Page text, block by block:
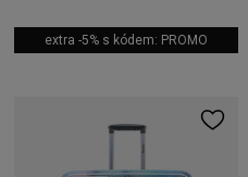
extra -5% s kódem: PROMO